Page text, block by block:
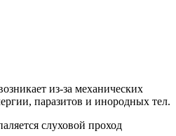
из-за механических
паразитов и инородных тел.
слуховой проход